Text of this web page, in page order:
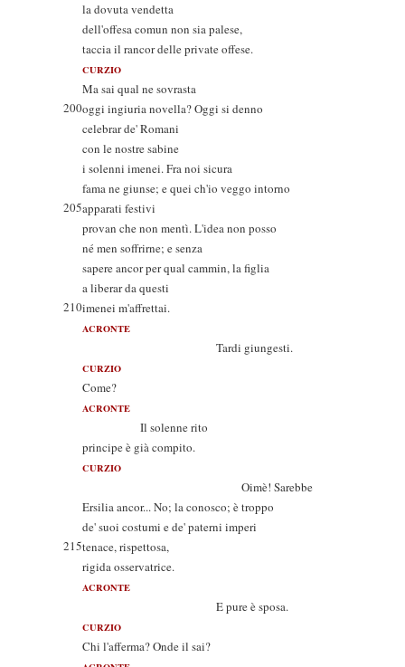
la dovuta vendetta
dell'offesa comun non sia palese,
taccia il rancor delle private offese.
CURZIO
Ma sai qual ne sovrasta
200oggi ingiuria novella? Oggi si denno
celebrar de' Romani
con le nostre sabine
i solenni imenei. Fra noi sicura
fama ne giunse; e quei ch'io veggo intorno
205apparati festivi
provan che non mentì. L'idea non posso
né men soffrirne; e senza
sapere ancor per qual cammin, la figlia
a liberar da questi
210imenei m'affrettai.
ACRONTE
Tardi giungesti.
CURZIO
Come?
ACRONTE
Il solenne rito
principe è già compito.
CURZIO
Oimè! Sarebbe
Ersilia ancor... No; la conosco; è troppo
de' suoi costumi e de' paterni imperi
215tenace, rispettosa,
rigida osservatrice.
ACRONTE
E pure è sposa.
CURZIO
Chi l'afferma? Onde il sai?